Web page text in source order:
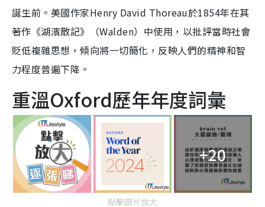
誕生前。美國作家Henry David Thoreau於1854年在其
著作《湖濱散記》（Walden）中使用，以批評當時社會
貶低複雜思想，傾向將一切簡化，反映人們的精神和智
力程度普遍下降。
重溫Oxford歷年年度詞彙
+20
點擊圖片放大